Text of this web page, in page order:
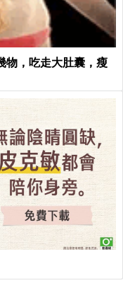
物，吃走大肚囊，瘦